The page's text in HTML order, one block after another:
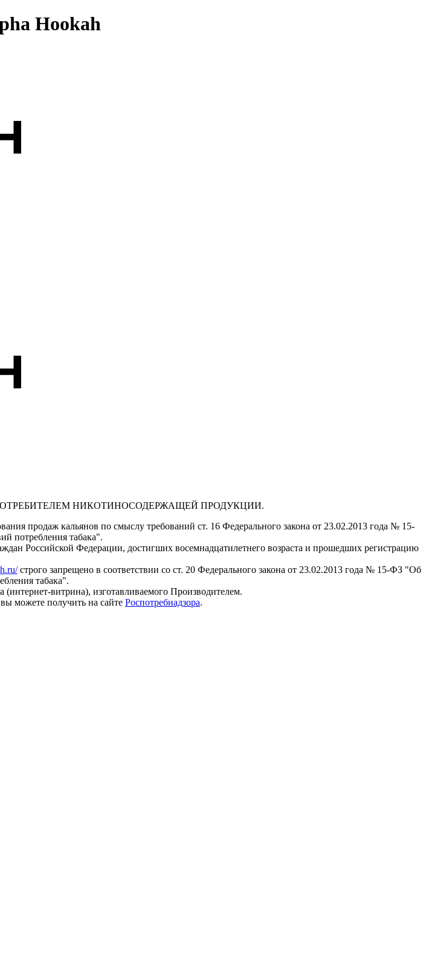
Hookah
НИКОТИНОСОДЕРЖАЩЕЙ ПРОДУКЦИИ.
продаж кальянов по смыслу требований ст. 16 Федерального закона от 23.02.2013 года № 15-
потребления табака".
Российской Федерации, достигших восемнадцатилетнего возраста и прошедших регистрацию
строго запрещено в соответствии со ст. 20 Федерального закона от 23.02.2013 года № 15-ФЗ "Об
табака".
витрина), изготавливаемого Производителем.
можете получить на сайте Роспотребнадзора.